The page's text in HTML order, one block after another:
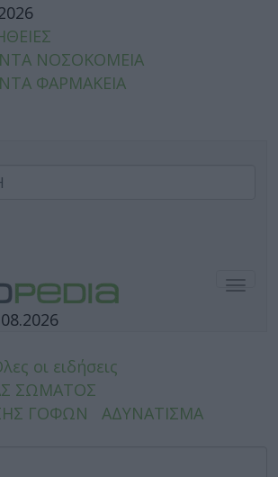
ΝΟΣΟΚΟΜΕΙΑ
ΦΑΡΜΑΚΕΙΑ
οι ειδήσεις
ΣΩΜΑΤΟΣ
ΓΟΦΩΝ
ΑΔΥΝΑΤΙΣΜΑ